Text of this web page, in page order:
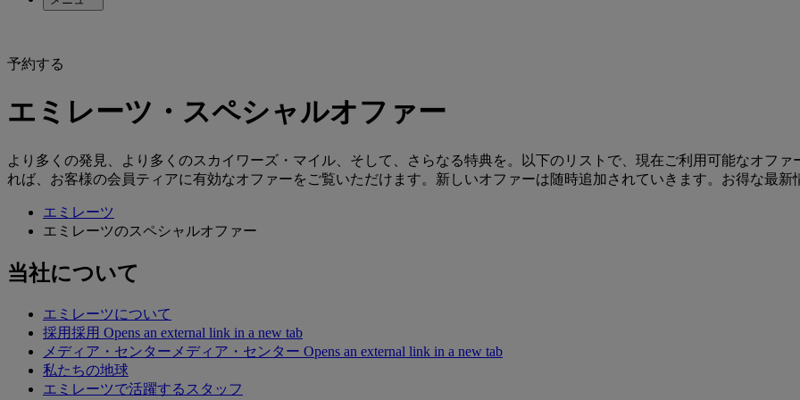
予約する
エミレーツ・スペシャルオファー
より多くの発見、より多くのスカイワーズ・マイル、そして、さらなる特典を。以下のリストで、現在ご利用可能なオフ
れば、お客様の会員ティアに有効なオファーをご覧いただけます。新しいオファーは随時追加されていきます。お得な最
エミレーツ
エミレーツのスペシャルオファー
当社について
エミレーツについて
採用採用 Opens an external link in a new tab
メディア・センター メディア・センター Opens an external link in a new tab
私たちの地球
エミレーツで活躍するスタッフ